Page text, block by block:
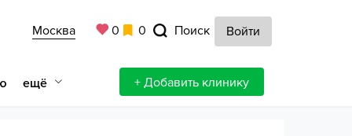
Москва 0 0 Поиск Войти
ещё + Добавить клинику